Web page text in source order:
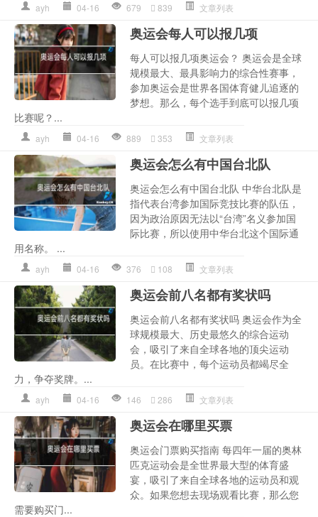
ayh 04-16 679 839 文章列表
奥运会每人可以报几项
每人可以报几项奥运会？ 奥运会是全球
规模最大、最具影响力的综合性赛事，
参加奥运会是世界各国体育健儿追逐的
梦想。那么，每个选手到底可以报几项
比赛呢？...
ayh 04-16 889 353 文章列表
奥运会怎么有中国台北队
奥运会怎么有中国台北队 中华台北队是
指代表台湾参加国际竞技比赛的队伍，
因为政治原因无法以“台湾”名义参加国
际比赛，所以使用中华台北这个国际通
用名称。 ...
ayh 04-16 376 108 文章列表
奥运会前八名都有奖状吗
奥运会前八名都有奖状吗 奥运会作为全
球规模最大、历史最悠久的综合运动
会，吸引了来自全球各地的顶尖运动
员。在比赛中，每个运动员都竭尽全
力，争夺奖牌。...
ayh 04-16 146 286 文章列表
奥运会在哪里买票
奥运会门票购买指南 每四年一届的奥林
匹克运动会是全世界最大型的体育盛
宴，吸引了来自全球各地的运动员和观
众。如果您想去现场观看比赛，那么您
需要购买门...